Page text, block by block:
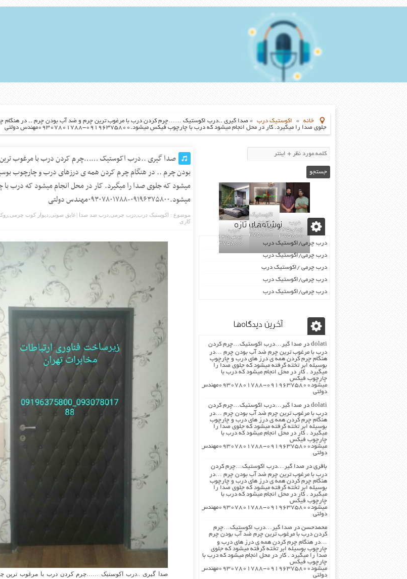
خانه » اکوستیک درب » صدا گیری ..درب اکوستیک ……چرم کردن درب با مرغوب ترین چرم و ضد آب بودن چرم .. در هنگام
جلوی صدا را میگیرد. کار در محل انجام میشود که درب با چارچوب فیکس میشود.۰۹۱۹۶۳۷۵۸۰۰-۰۹۳۰۷۸۰۱۷۸۸مهندس دولتی
صدا گیری ..درب اکوستیک ……چرم کردن درب با مرغوب
بودن چرم .. در هنگام چرم کردن همه ی درزهای درب و چارچوب
میشود که جلوی صدا را میگیرد. کار در محل انجام میشود که درب
میشود.۰۹۱۹۶۳۷۵۸۰۰-۰۹۳۰۷۸۰۱۷۸۸مهندس دولتی
موضوع : اکوستیک درب درب چرمی درب ضد صدا |عایق صوتی دیوار کوب چرمی ,
کاری
صدا گیری ..درب اکوستیک ……چرم کردن درب با مرغوب ترین
درب
چرمی02155969245-
09196375800
اکوستیک
درب
02155969245-
09196375800
درب
09196375800
نوشته‌های تازه
درب چرمی/اکوستیک درب
درب چرمی/اکوستیک درب
درب چرمی /اکوستیک درب
درب چرمی/اکوستیک درب
درب چرمی/اکوستیک درب
آخرین دیدگاه‌ها
dolati در صدا گیر…درب اکوستیک…چرم کردن
درب با مرغوب ترین چرم ضد آب بودن چرم …در
هنگام چرم کردن همه ی درز های درب و چارچوب
بوسیله ابر تخته گرفته میشود که جلوی صدا را
میگیرد . کار در محل انجام میشود که درب با
چارچوب فیکس
میشود۰۹۱۹۶۳۷۵۸۰۰-۰۹۳۰۷۸۰۱۷۸۸مهندس
دولتی
dolati در صدا گیر…درب اکوستیک…چرم کردن
درب با مرغوب ترین چرم ضد آب بودن چرم …در
هنگام چرم کردن همه ی درز های درب و چارچوب
بوسیله ابر تخته گرفته میشود که جلوی صدا را
میگیرد . کار در محل انجام میشود که درب با
چارچوب فیکس
میشود۰۹۱۹۶۳۷۵۸۰۰-۰۹۳۰۷۸۰۱۷۸۸مهندس
دولتی
باقری در صدا گیر…درب اکوستیک…چرم کردن
درب با مرغوب ترین چرم ضد آب بودن چرم …در
هنگام چرم کردن همه ی درز های درب و چارچوب
بوسیله ابر تخته گرفته میشود که جلوی صدا را
میگیرد . کار در محل انجام میشود که درب با
چارچوب فیکس
میشود۰۹۱۹۶۳۷۵۸۰۰-۰۹۳۰۷۸۰۱۷۸۸مهندس
دولتی
محمدحسن در صدا گیر…درب اکوستیک…چرم
کردن درب با مرغوب ترین چرم ضد آب بودن چرم
…در هنگام چرم کردن همه ی درز های درب و
چارچوب بوسیله ابر تخته گرفته میشود که جلوی
صدا را میگیرد . کار در محل انجام میشود که درب با
چارچوب فیکس
میشود۰۹۱۹۶۳۷۵۸۰۰-۰۹۳۰۷۸۰۱۷۸۸مهندس
دولتی